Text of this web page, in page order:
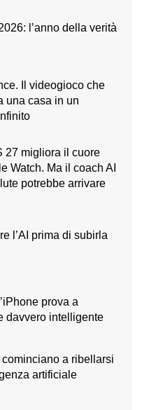
l’anno della verità
Il videogioco che
una casa in un
27 migliora il cuore
Watch. Ma il coach AI
potrebbe arrivare
l’AI prima di subirla
prova a
davvero intelligente
cominciano a ribellarsi
artificiale